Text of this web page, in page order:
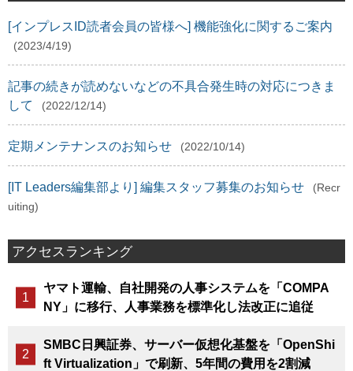
[インプレスID読者会員の皆様へ] 機能強化に関するご案内
(2023/4/19)
記事の続きが読めないなどの不具合発生時の対応につきま
して
(2022/12/14)
定期メンテナンスのお知らせ (2022/10/14)
[IT Leaders編集部より] 編集スタッフ募集のお知らせ
(Recr
uiting)
アクセスランキング
ヤマト運輸、自社開発の人事システムを「COMPA
NY」に移行、人事業務を標準化し法改正に追従
SMBC日興証券、サーバー仮想化基盤を「OpenShi
ft Virtualization」で刷新、5年間の費用を2割減